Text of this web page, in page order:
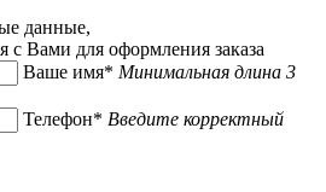
данные,
с Вами для оформления заказа
Ваше имя* Минимальная длина 3
Телефон* Введите корректный